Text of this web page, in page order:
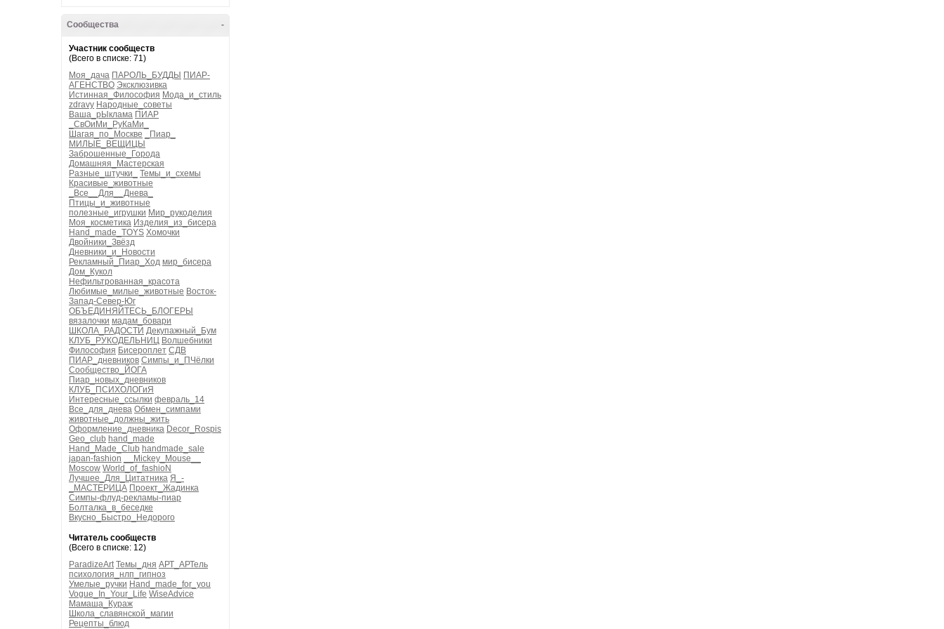
-
Сообщества
Участник сообществ
(Всего в списке: 71)
Моя_дача ПАРОЛЬ_БУДДЫ ПИАР-
АГЕНСТВО Эксклюзивка
Истинная_Философия Мода_и_стиль
zdravy Народные_советы
Ваша_рЫклама ПИАР
_СвОиМи_РуКаМи_
Шагая_по_Москве
_Пиар_
МИЛЫЕ_ВЕЩИЦЫ
Заброшенные_Города
Домашняя_Мастерская
Разные_штучки_
Темы_и_схемы
Красивые_животные
_Все__Для__Днева_
Птицы_и_животные
полезные_игрушки Мир_рукоделия
Моя_косметика Изделия_из_бисера
Hand_made_TOYS Хомочки
Двойники_Звёзд
Дневники_и_Новости
Рекламный_Пиар_Ход мир_бисера
Дом_Кукол
Нефильтрованная_красота
Любимые_милые_животные Восток-
Запад-Север-Юг
ОБЪЕДИНЯЙТЕСЬ_БЛОГЕРЫ
вязалочки мадам_бовари
ШКОЛА_РАДОСТИ Декупажный_Бум
КЛУБ_РУКОДЕЛЬНИЦ Волшебники
Философия Бисероплет СДВ
ПИАР_дневников Симпы_и_ПЧёлки
Сообщество_ЙОГА
Пиар_новых_дневников
КЛУБ_ПСИХОЛОГиЯ
Интересные_ссылки февраль_14
Все_для_днева Обмен_симпами
животные_должны_жить
Оформление_дневника Decor_Rospis
Geo_club hand_made
Hand_Made_Club handmade_sale
japan-fashion
__Mickey_Mouse__
Moscow World_of_fashioN
Лучшее_Для_Цитатника Я_-
_МАСТЕРИЦА Проект_Жадинка
Симпы-флуд-рекламы-пиар
Болталка_в_беседке
Вкусно_Быстро_Недорого
Читатель сообществ
(Всего в списке: 12)
ParadizeArt Темы_дня АРТ_АРТель
психология_нлп_гипноз
Умелые_ручки Hand_made_for_you
Vogue_In_Your_Life WiseAdvice
Мамаша_Кураж
Школа_славянской_магии
Рецепты_блюд